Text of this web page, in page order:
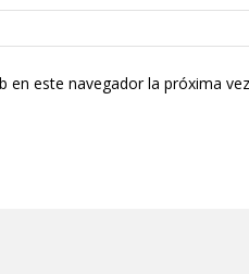
este navegador la próxima